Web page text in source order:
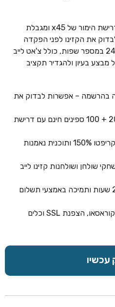
הספינים ללא הפקדה כרוכים בדרישת הימור של x45 ומגבלת
לבדוק את הקזינו לפני הפקדה
ראשונה. שירות הלקוחות זמין 24/7 במספר שפות, כולל צ'אט לייב
מבצע בעיון ולהגדיר תקציב
בהרשמה – אפשרות לבדוק את
חבילת קבלת פנים עד 200% + 100 ספינים חינם עם דרישת
בונוסי רילוד שבועיים, בונוס קריפטו 150% ותוכנית נאמנות
שולחן ושולחנות קזינו לייב
משיכות מהירות תוך 24-48 שעות ותמיכה באמצעי תשלום
שירות לקוחות 24/7, רישיון קוראסאו, הצפנת SSL וכלים